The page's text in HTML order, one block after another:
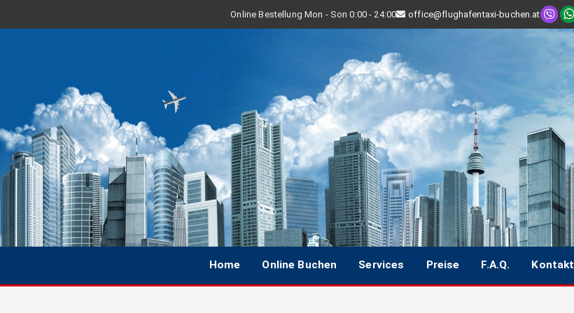
Online Bestellung Mon - Son 0:00 - 24:00 office@flughafentaxi-buchen.at
Home Online Buchen Services Preise F.A.Q. Kontakt